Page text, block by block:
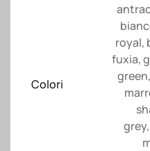
Colori
royal,
fuxia,
green,
grey,